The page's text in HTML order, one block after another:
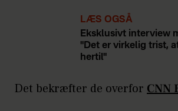
LÆS OGSÅ
Eksklusivt interview
"Det er virkelig trist,
hertil"
Det bekræfter de overfor CNN